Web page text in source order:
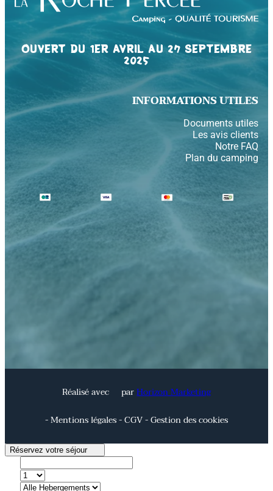
OUVERT DU 1ER AVRIL AU 27 SEPTEMBRE
2025
INFORMATIONS UTILES
Documents utiles
Les avis clients
Notre FAQ
Plan du camping
Réalisé avec parHorizon Marketing
- Mentions légales - CGV - Gestion des cookies
Réservez votre séjour